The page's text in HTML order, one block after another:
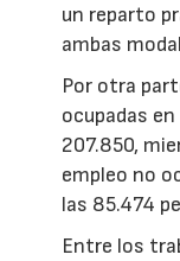
un reparto
ambas
Por otra
ocupadas
207.850,
empleo no
las 85.474
Entre los